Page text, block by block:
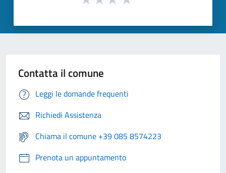
Contatta il comune
Leggi le domande frequenti
Richiedi Assistenza
Chiama il comune +39 085 8574223
Prenota un appuntamento